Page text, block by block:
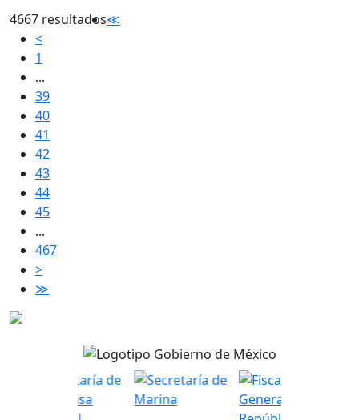
4667 resultados≪
<
1
...
39
40
41
42
43
44
45
...
467
>
≫